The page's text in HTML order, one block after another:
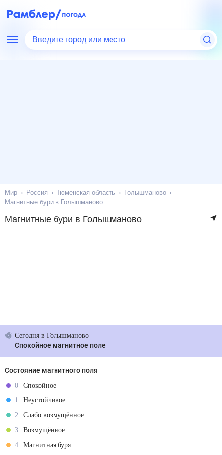
Введите город или место
Мир Россия Тюменская область
Голышманово
Магнитные бури в Голышманово
Магнитные бури в Голышманово
Сегодняв Голышманово
Спокойное магнитное поле
Состояние магнитного поля
0
Спокойное
1
Неустойчивое
2
Слабо возмущённое
3
Возмущённое
4
Магнитная буря